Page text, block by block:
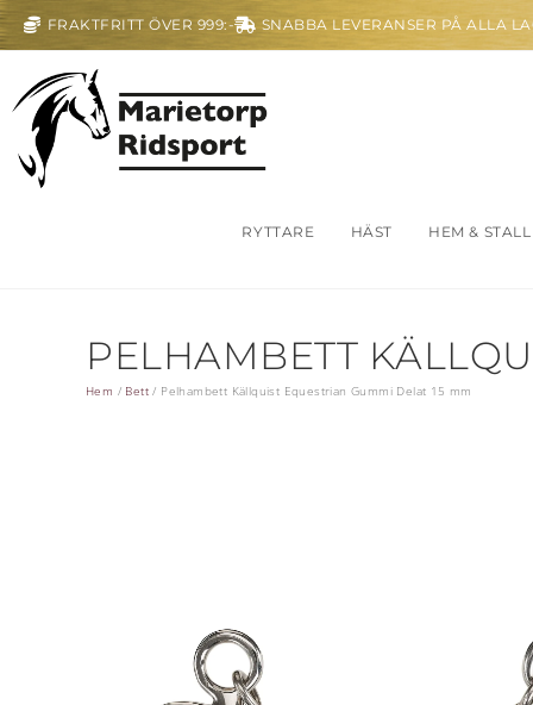
FRAKTFRITT ÖVER 999:- SNABBA LEVERANSER PÅ ALLA
RYTTARE HÄST HEM & STALL
PELHAMBETT
Hem / Bett / Pelhambett Källquist Equestrian Gummi Delat 15 mm